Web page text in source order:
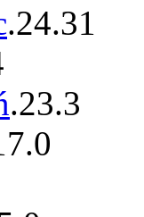
.24.31
.23.3
.0